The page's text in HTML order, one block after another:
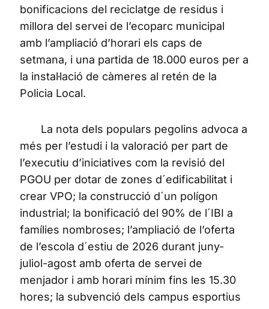
bonificacions del reciclatge de residus i
millora del servei de l’ecoparc municipal
amb l’ampliació d’horari els caps de
setmana, i una partida de 18.000 euros per a
la instal·lació de càmeres al retén de la
Policia Local.
La nota dels populars pegolins advoca a
més per l’estudi i la valoració per part de
l’executiu d’iniciatives com la revisió del
PGOU per dotar de zones d´edificabilitat i
crear VPO; la construcció d´un polígon
industrial; la bonificació del 90% de l´IBI a
famílies nombroses; l’ampliació de l’oferta
de l’escola d´estiu de 2026 durant juny-
juliol-agost amb oferta de servei de
menjador i amb horari mínim fins les 15.30
hores; la subvenció dels campus esportius